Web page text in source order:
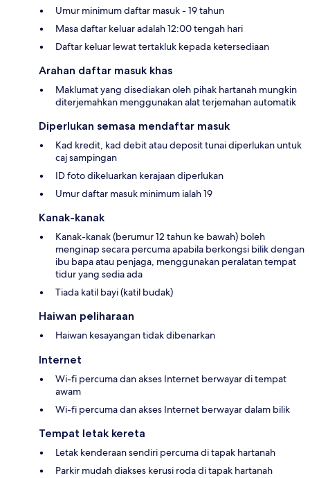
Umur minimum daftar masuk - 19 tahun
Masa daftar keluar adalah 12:00 tengah hari
Daftar keluar lewat tertakluk kepada ketersediaan
Arahan daftar masuk khas
Maklumat yang disediakan oleh pihak hartanah mungkin
diterjemahkan menggunakan alat terjemahan automatik
Diperlukan semasa mendaftar masuk
Kad kredit, kad debit atau deposit tunai diperlukan untuk
caj sampingan
ID foto dikeluarkan kerajaan diperlukan
Umur daftar masuk minimum ialah 19
Kanak-kanak
Kanak-kanak (berumur 12 tahun ke bawah) boleh
menginap secara percuma apabila berkongsi bilik dengan
ibu bapa atau penjaga, menggunakan peralatan tempat
tidur yang sedia ada
Tiada katil bayi (katil budak)
Haiwan peliharaan
Haiwan kesayangan tidak dibenarkan
Internet
Wi-fi percuma dan akses Internet berwayar di tempat
awam
Wi-fi percuma dan akses Internet berwayar dalam bilik
Tempat letak kereta
Letak kenderaan sendiri percuma di tapak hartanah
Parkir mudah diakses kerusi roda di tapak hartanah